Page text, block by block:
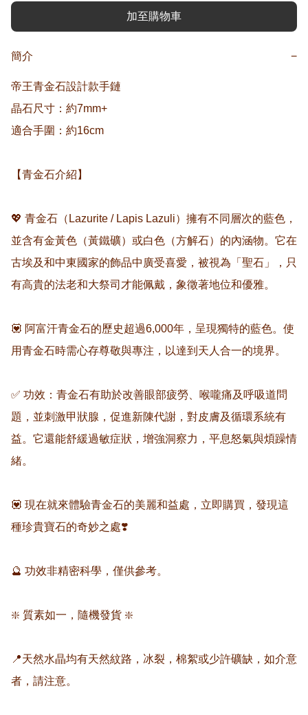
加至購物車
簡介 −
帝王青金石設計款手鏈
晶石尺寸：約7mm+
適合手圍：約16cm
【青金石介紹】
💖 青金石（Lazurite / Lapis Lazuli）擁有不同層次的藍色，
並含有金黃色（黃鐵礦）或白色（方解石）的內涵物。它在
古埃及和中東國家的飾品中廣受喜愛，被視為「聖石」，只
有高貴的法老和大祭司才能佩戴，象徵著地位和優雅。
💟 阿富汗青金石的歷史超過6,000年，呈現獨特的藍色。使
用青金石時需心存尊敬與專注，以達到天人合一的境界。
✅ 功效：青金石有助於改善眼部疲勞、喉嚨痛及呼吸道問
題，並刺激甲狀腺，促進新陳代謝，對皮膚及循環系統有
益。它還能舒緩過敏症狀，增強洞察力，平息怒氣與煩躁情
緒。
💟 現在就來體驗青金石的美麗和益處，立即購買，發現這
種珍貴寶石的奇妙之處❣️
🔮 功效非精密科學，僅供參考。
❇️ 質素如一，隨機發貨 ❇️
📍天然水晶均有天然紋路，冰裂，棉絮或少許礦缺，如介意
者，請注意。